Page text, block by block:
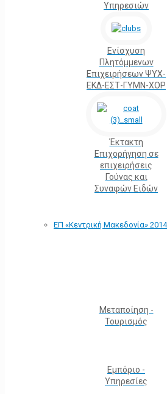
Υπηρεσιών
Ενίσχυση
Πλητόμμενων
Επιχειρήσεων ΨΥΧ-
ΕΚΔ-ΕΣΤ-ΓΥΜΝ-ΧΟΡ
Έκτακτη
Επιχορήγηση σε
επιχειρήσεις
Γούνας και
Συναφών Ειδών
ΕΠ «Kεντρική Μακεδονία»
Μεταποίηση -
Τουρισμός
Εμπόριο -
Υπηρεσίες